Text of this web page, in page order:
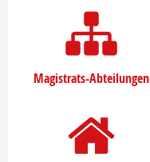
Magistrats-Abteilungen